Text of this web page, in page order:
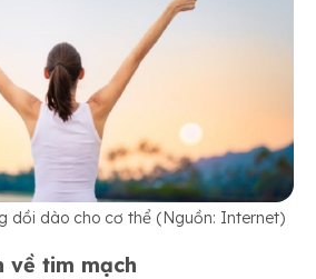
dồi dào cho cơ thể (Nguồn: Internet)
về tim mạch